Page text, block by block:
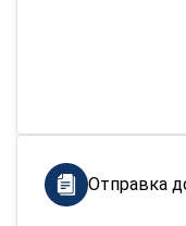
Отправка